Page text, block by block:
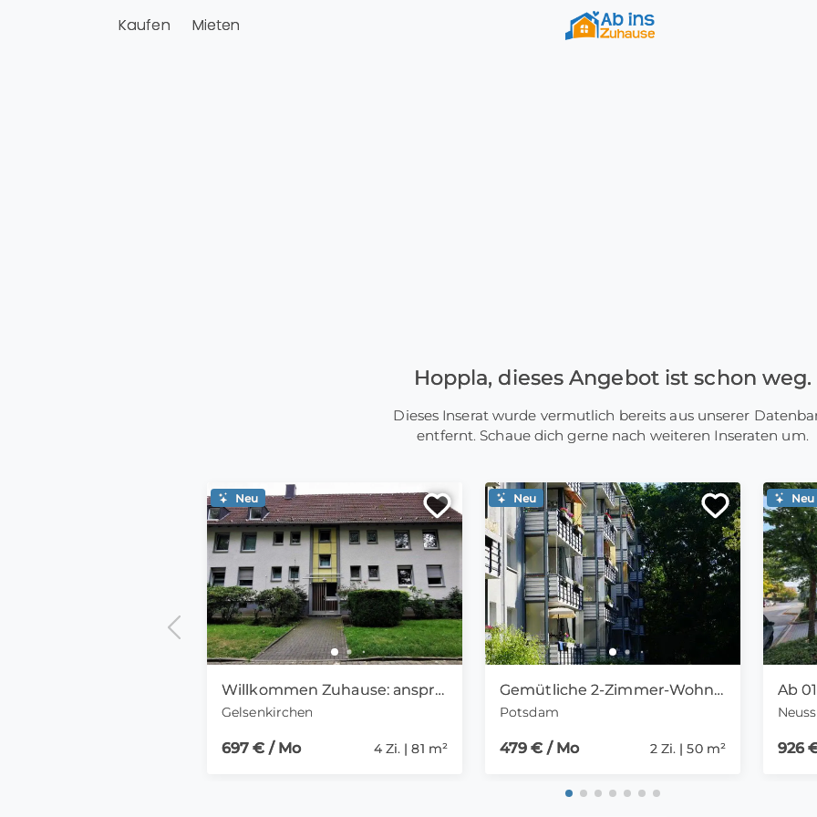
Kaufen Mieten
Hoppla, dieses Angebot ist schon weg.
Dieses Inserat wurde vermutlich bereits aus unserer
entfernt. Schaue dich gerne nach weiteren Inseraten um.
Willkommen Zuhause: ansprechende 4-Zimmer-Wohnung
Gelsenkirchen
697 € / Mo 4 Zi. | 81 m²
Neu
Gemütliche 2-Zimmer-Wohnung mit Balkon in Potsdam-Waldstadt
Potsdam
479 € / Mo 2 Zi. | 50 m²
Neu
Neuss
926
Neu